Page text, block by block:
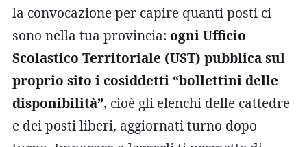
la convocazione per capire quanti posti ci
sono nella tua provincia: ogni Ufficio
Scolastico Territoriale (UST) pubblica sul
proprio sito i cosiddetti “bollettini delle
disponibilità”, cioè gli elenchi delle cattedre
e dei posti liberi, aggiornati turno dopo